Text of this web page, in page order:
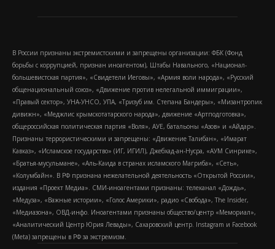
В России признаны экстремистскими и запрещены организации: ФБК (Фонд
борьбы с коррупцией, признан иноагентом), Штабы Навального, «Национал-
большевистская партия», «Свидетели Иеговы», «Армия воли народа», «Русский
общенациональный союз», «Движение против нелегальной иммиграции»,
«Правый сектор», УНА-УНСО, УПА, «Тризуб им. Степана Бандеры», «Мизантропик
дивижн», «Меджлис крымскотатарского народа», движение «Артподготовка»,
общероссийская политическая партия «Воля», АУЕ, батальоны «Азов» и «Айдар».
Признаны террористическими и запрещены: «Движение Талибан», «Имарат
Кавказ», «Исламское государство» (ИГ, ИГИЛ), Джебхад-ан-Нусра, «АУМ Синрике»,
«Братья-мусульмане», «Аль-Каида в странах исламского Магриба», «Сеть»,
«Колумбайн». В РФ признана нежелательной деятельность «Открытой России»,
издания «Проект Медиа». СМИ-иноагентами признаны: телеканал «Дождь»,
«Медуза», «Важные истории», «Голос Америки», радио «Свобода», The Insider,
«Медиазона», ОВД-инфо. Иноагентами признаны общество/центр «Мемориал»,
«Аналитический Центр Юрия Левады», Сахаровский центр. Instagram и Facebook
(Metа) запрещены в РФ за экстремизм.